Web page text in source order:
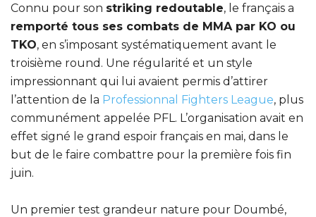
Connu pour son striking redoutable, le français a
remporté tous ses combats de MMA par KO ou
TKO, en s’imposant systématiquement avant le
troisième round. Une régularité et un style
impressionnant qui lui avaient permis d’attirer
l’attention de la Professionnal Fighters League, plus
communément appelée PFL. L’organisation avait en
effet signé le grand espoir français en mai, dans le
but de le faire combattre pour la première fois fin
juin.
Un premier test grandeur nature pour Doumbé,